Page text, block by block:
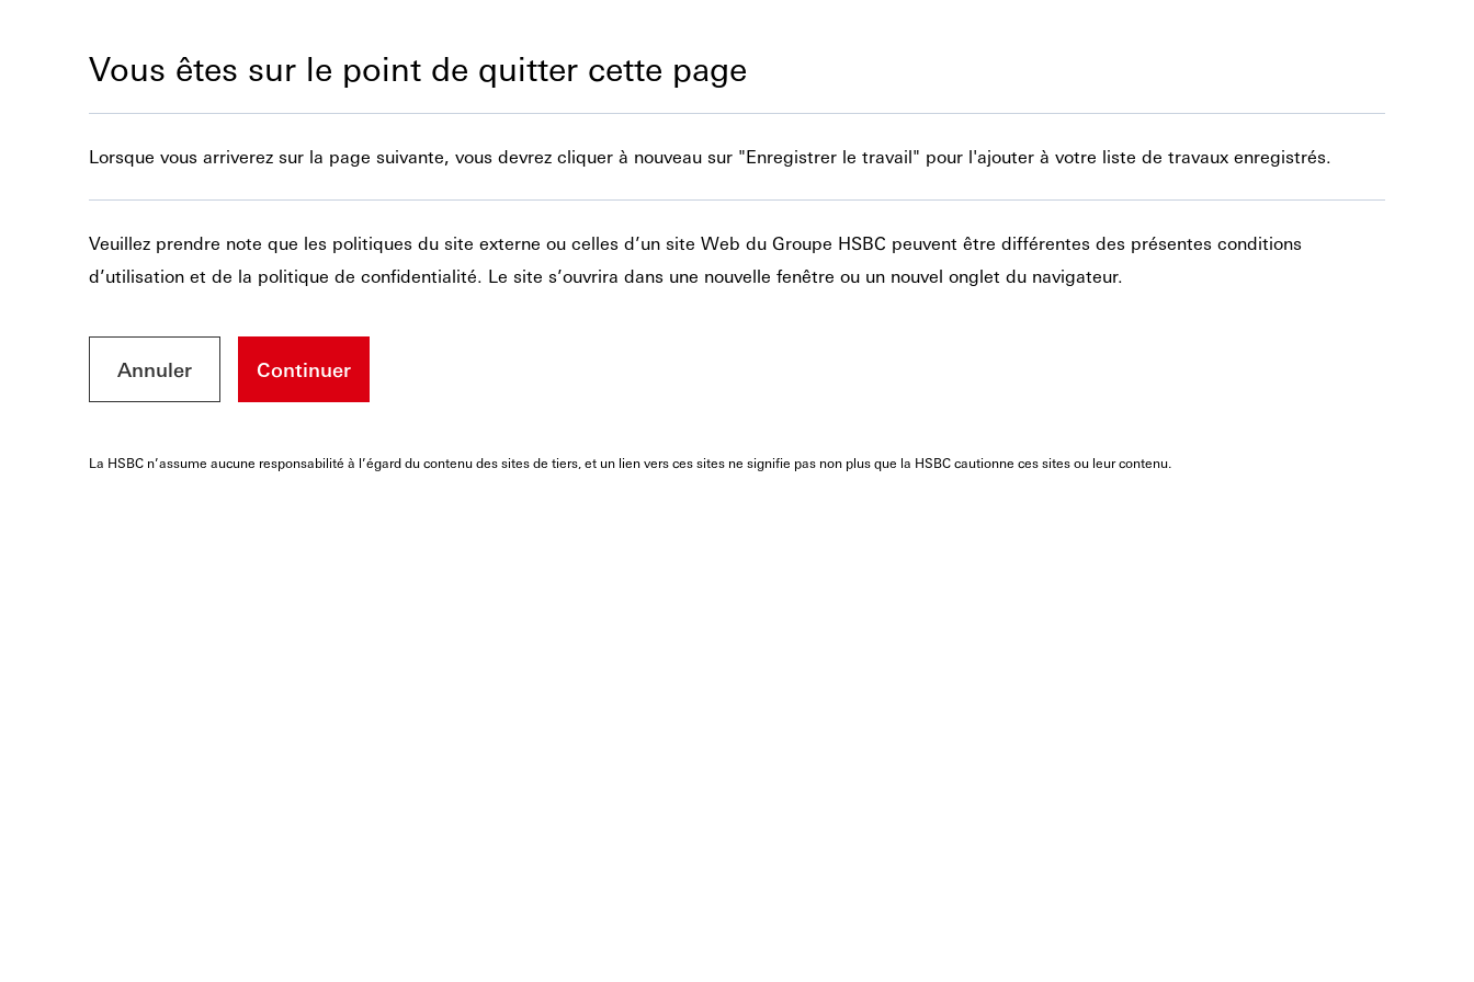
Vous êtes sur le point de quitter cette page
Lorsque vous arriverez sur la page suivante, vous devrez cliquer à nouveau sur "Enregistrer le travail" pour l'ajouter à votre liste de travaux enregistrés.
Veuillez prendre note que les politiques du site externe ou celles d’un site Web du Groupe HSBC peuvent être différentes des présentes conditions
d’utilisation et de la politique de confidentialité. Le site s’ouvrira dans une nouvelle fenêtre ou un nouvel onglet du navigateur.
Annuler Continuer
La HSBC n’assume aucune responsabilité à l’égard du contenu des sites de tiers, et un lien vers ces sites ne signifie pas non plus que la HSBC cautionne ces sites ou leur contenu.